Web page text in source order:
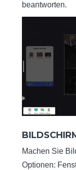
beantworten.
Machen Sie
Optionen: